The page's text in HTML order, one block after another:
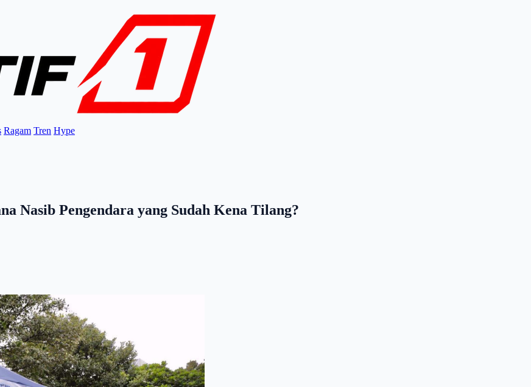
Ragam Tren Hype
Nasib Pengendara yang Sudah Kena Tilang?